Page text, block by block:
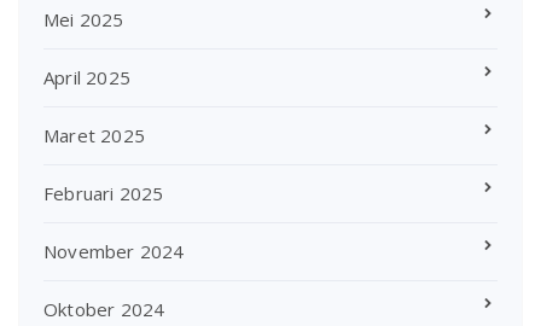
Mei 2025
April 2025
Maret 2025
Februari 2025
November 2024
Oktober 2024